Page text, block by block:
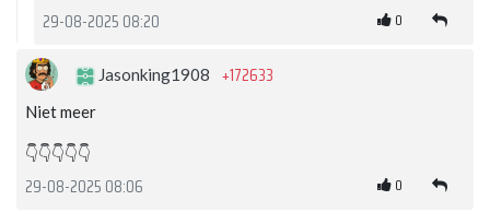
29-08-2025 08:20 0
Jasonking1908 +172633
Niet meer
👇👇👇👇👇
29-08-2025 08:06 0